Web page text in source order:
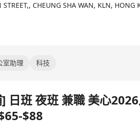
CHEUNG SHA WAN, KLN, HONG
室助理 科技
日班 夜班 兼職 美心
$88